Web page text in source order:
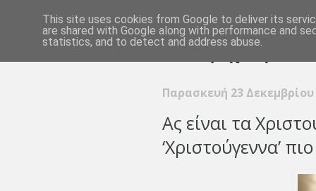
Παρασκευή 23 Δεκεμβρίου
Ας είναι τα
‘Χριστούγεννα’
This site uses cookies from Google to deliver its
are shared with Google along with performance and
statistics, and to detect and address abuse.